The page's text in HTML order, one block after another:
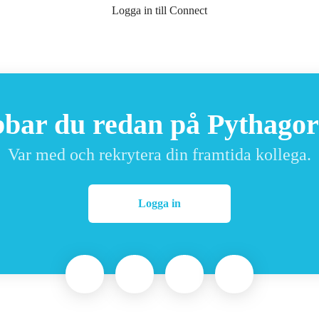
Logga in till Connect
du redan på
Var med och rekrytera din framtida kollega.
Logga in